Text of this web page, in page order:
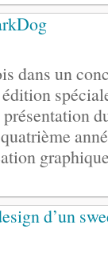
dans un
d’un